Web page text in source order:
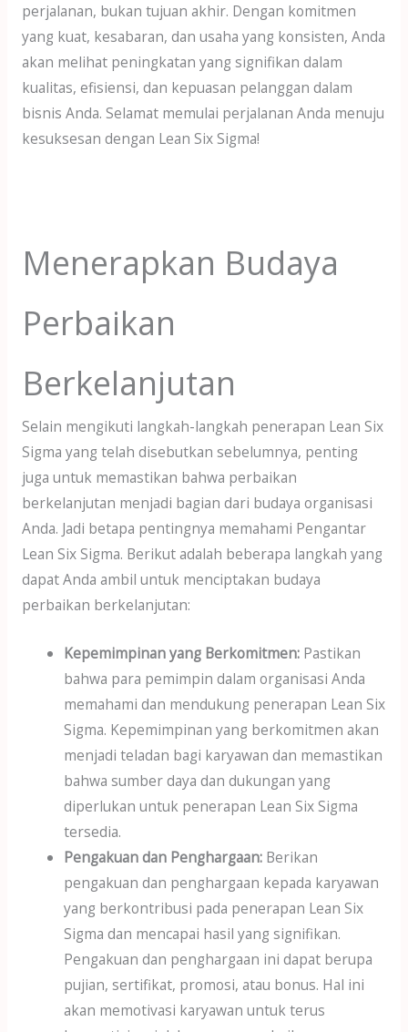
perjalanan, bukan tujuan akhir. Dengan komitmen
yang kuat, kesabaran, dan usaha yang konsisten, Anda
akan melihat peningkatan yang signifikan dalam
kualitas, efisiensi, dan kepuasan pelanggan dalam
bisnis Anda. Selamat memulai perjalanan Anda menuju
kesuksesan dengan Lean Six Sigma!
Menerapkan Budaya
Perbaikan
Berkelanjutan
Selain mengikuti langkah-langkah penerapan Lean Six
Sigma yang telah disebutkan sebelumnya, penting
juga untuk memastikan bahwa perbaikan
berkelanjutan menjadi bagian dari budaya organisasi
Anda. Jadi betapa pentingnya memahami Pengantar
Lean Six Sigma. Berikut adalah beberapa langkah yang
dapat Anda ambil untuk menciptakan budaya
perbaikan berkelanjutan:
Kepemimpinan yang Berkomitmen: Pastikan
bahwa para pemimpin dalam organisasi Anda
memahami dan mendukung penerapan Lean Six
Sigma. Kepemimpinan yang berkomitmen akan
menjadi teladan bagi karyawan dan memastikan
bahwa sumber daya dan dukungan yang
diperlukan untuk penerapan Lean Six Sigma
tersedia.
Pengakuan dan Penghargaan: Berikan
pengakuan dan penghargaan kepada karyawan
yang berkontribusi pada penerapan Lean Six
Sigma dan mencapai hasil yang signifikan.
Pengakuan dan penghargaan ini dapat berupa
pujian, sertifikat, promosi, atau bonus. Hal ini
akan memotivasi karyawan untuk terus